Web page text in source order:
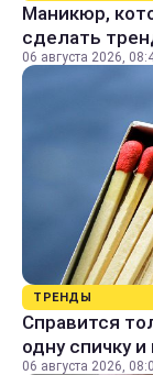
Маникюр,
сделать
06 августа 2026,
ТРЕНДЫ
Справится
одну спичку
06 августа 2026,